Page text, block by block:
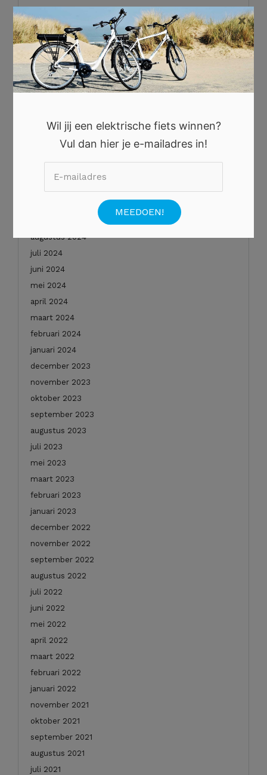
januari 2026
december 2025
november 2025
oktober 2025
augustus 2025
juni 2025
mei 2025
december 2024
augustus 2024
juli 2024
juni 2024
mei 2024
april 2024
maart 2024
februari 2024
januari 2024
december 2023
november 2023
oktober 2023
september 2023
augustus 2023
juli 2023
mei 2023
maart 2023
februari 2023
januari 2023
december 2022
november 2022
september 2022
augustus 2022
juli 2022
juni 2022
mei 2022
april 2022
maart 2022
februari 2022
januari 2022
november 2021
oktober 2021
september 2021
augustus 2021
juli 2021
Wil jij een elektrische fiets winnen?
Vul dan hier je e-mailadres in!
×